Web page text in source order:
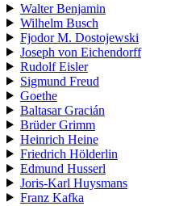
Walter Benjamin
Wilhelm Busch
Fjodor M. Dostojewski
Joseph von Eichendorff
Rudolf Eisler
Sigmund Freud
Goethe
Baltasar Gracián
Brüder Grimm
Heinrich Heine
Friedrich Hölderlin
Edmund Husserl
Joris-Karl Huysmans
Franz Kafka